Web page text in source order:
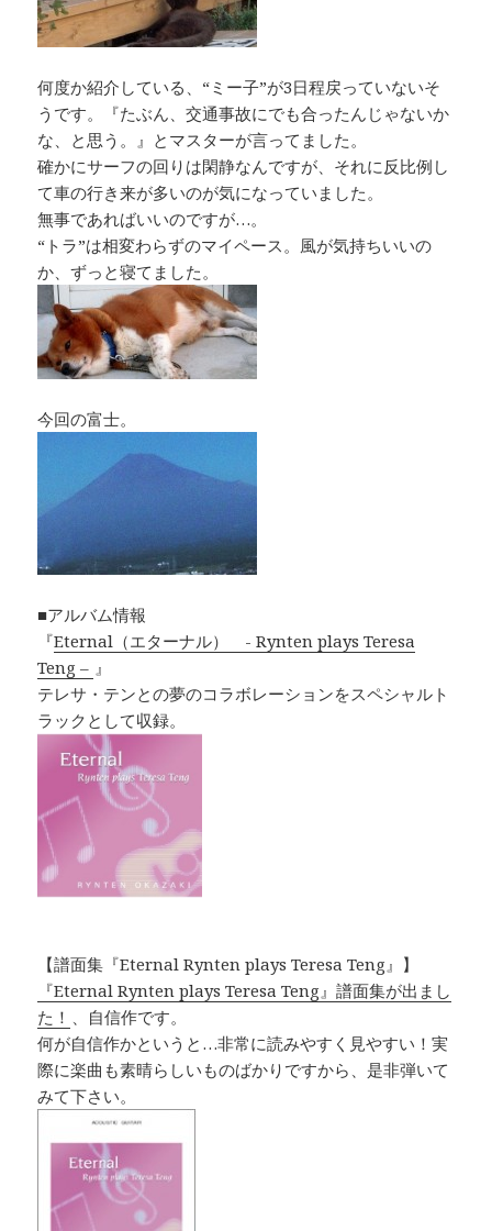
何度か紹介している、“ミー子”が3日程戻っていないそ
うです。『たぶん、交通事故にでも合ったんじゃないか
な、と思う。』とマスターが言ってました。
確かにサーフの回りは閑静なんですが、それに反比例し
て車の行き来が多いのが気になっていました。
無事であればいいのですが…。
“トラ”は相変わらずのマイペース。風が気持ちいいの
か、ずっと寝てました。
今回の富士。
■アルバム情報
『Eternal（エターナル） - Rynten plays Teresa
Teng – 』
テレサ・テンとの夢のコラボレーションをスペシャルト
ラックとして収録。
【譜面集『Eternal Rynten plays Teresa Teng』】
『Eternal Rynten plays Teresa Teng』譜面集が出まし
た！ 、自信作です。
何が自信作かというと…非常に読みやすく見やすい！実
際に楽曲も素晴らしいものばかりですから、是非弾いて
みて下さい。